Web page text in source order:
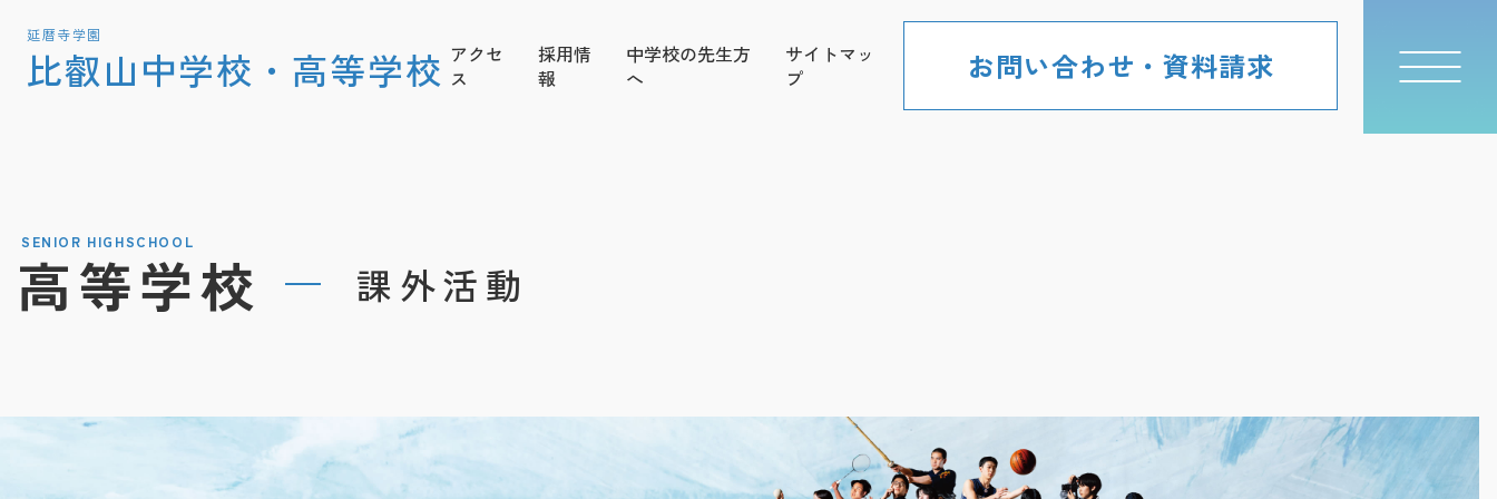
延暦寺学園
比叡山中学校・高等学校 アクセ
ス
採用情
報
中学校の先生方
へ
サイトマッ
プ
お問い合わせ・資料請求
SENIOR HIGHSCHOOL
高等学校 課外活動